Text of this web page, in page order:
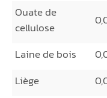
Ouate de
cellulose
Laine de bois
Liège